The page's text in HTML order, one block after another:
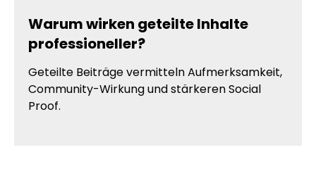
Warum wirken geteilte Inhalte
professioneller?
Geteilte Beiträge vermitteln Aufmerksamkeit,
Community-Wirkung und stärkeren Social
Proof.